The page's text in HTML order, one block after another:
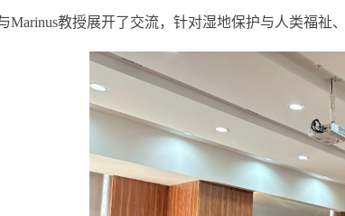
Marinus教授展开了交流，针对湿地保护与人类福祉